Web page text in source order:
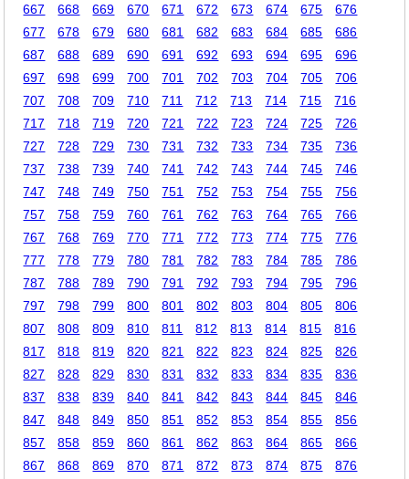
667
668 669 670 671 672 673 674 675
676
677
678 679 680 681 682 683 684 685
686
687
688 689 690 691 692 693 694 695
696
697
698 699 700 701 702 703 704 705
706
707
708 709 710 711 712 713 714 715
716
717
718 719 720 721 722 723 724 725
726
727
728 729 730 731 732 733 734 735
736
737
738 739 740 741 742 743 744 745
746
747
748 749 750 751 752 753 754 755
756
757
758 759 760 761 762 763 764 765
766
767
768 769 770 771 772 773 774 775
776
777
778 779 780 781 782 783 784 785
786
787
788 789 790 791 792 793 794 795
796
797
798 799 800 801 802 803 804 805
806
807
808 809 810 811 812 813 814 815
816
817
818 819 820 821 822 823 824 825
826
827
828 829 830 831 832 833 834 835
836
837
838 839 840 841 842 843 844 845
846
847
848 849 850 851 852 853 854 855
856
857
858 859 860 861 862 863 864 865
866
867
868 869 870 871 872 873 874 875
876